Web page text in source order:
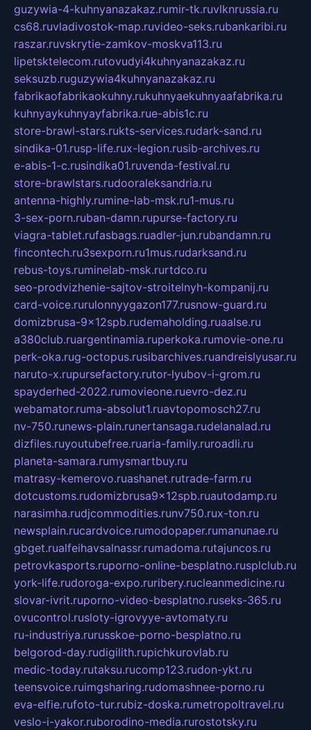
guzywia-4-kuhnyanazakaz.rumir-tk.ruvlknrussia.ru
cs68.ruvladivostok-map.ruvideo-seks.rubankaribi.ru
raszar.ruvskrytie-zamkov-moskva113.ru
lipetsktelecom.rutovudyi4kuhnyanazakaz.ru
seksuzb.ruguzywia4kuhnyanazakaz.ru
fabrikaofabrikaokuhny.rukuhnyaekuhnyaafabrika.ru
kuhnyaykuhnyayfabrika.rue-abis1c.ru
store-brawl-stars.rukts-services.rudark-sand.ru
sindika-01.rusp-life.rux-legion.rusib-archives.ru
e-abis-1-c.rusindika01.ruvenda-festival.ru
store-brawlstars.rudooraleksandria.ru
antenna-highly.rumine-lab-msk.ru1-mus.ru
3-sex-porn.ruban-damn.rupurse-factory.ru
viagra-tablet.rufasbags.ruadler-jun.rubandamn.ru
fincontech.ru3sexporn.ru1mus.rudarksand.ru
rebus-toys.ruminelab-msk.rurtdco.ru
seo-prodvizhenie-sajtov-stroitelnyh-kompanij.ru
card-voice.rurulonnyygazon177.rusnow-guard.ru
domizbrusa-9x12spb.rudemaholding.ruaalse.ru
a380club.ruargentinamia.ruperkoka.rumovie-one.ru
perk-oka.rug-octopus.rusibarchives.ruandreislyusar.ru
naruto-x.rupursefactory.rutor-lyubov-i-grom.ru
spayderhed-2022.rumovieone.ruevro-dez.ru
webamator.ruma-absolut1.ruavtopomosch27.ru
nv-750.runews-plain.runertansaga.rudelanalad.ru
dizfiles.ruyoutubefree.ruaria-family.ruroadli.ru
planeta-samara.rumysmartbuy.ru
matrasy-kemerovo.ruashanet.rutrade-farm.ru
dotcustoms.rudomizbrusa9x12spb.ruautodamp.ru
narasimha.rudjcommodities.runv750.rux-ton.ru
newsplain.rucardvoice.rumodopaper.rumanunae.ru
gbget.rualfeihavsalnassr.rumadoma.rutajuncos.ru
petrovkasports.ruporno-online-besplatno.rusplclub.ru
york-life.rudoroga-expo.ruribery.rucleanmedicine.ru
slovar-ivrit.ruporno-video-besplatno.ruseks-365.ru
ovucontrol.rusloty-igrovyye-avtomaty.ru
ru-industriya.rurusskoe-porno-besplatno.ru
belgorod-day.rudigilith.rupichkurovlab.ru
medic-today.rutaksu.rucomp123.rudon-ykt.ru
teensvoice.ruimgsharing.rudomashnee-porno.ru
eva-elfie.rufoto-tur.rubiz-doska.rumetropoltravel.ru
veslo-i-yakor.ruborodino-media.rurostotsky.ru